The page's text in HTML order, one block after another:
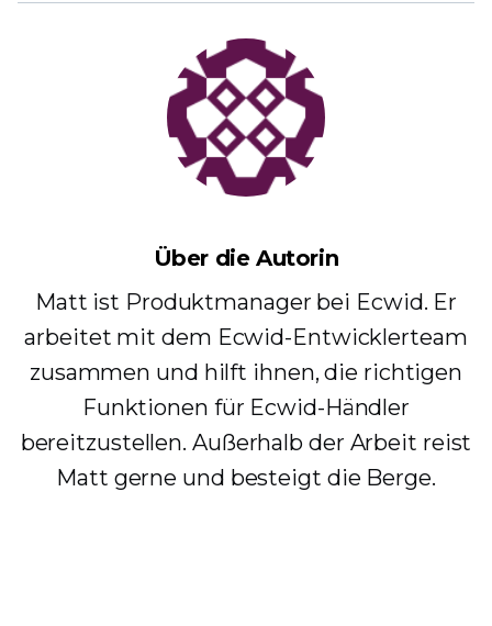
Über die Autorin
Matt ist Produktmanager bei Ecwid. Er
arbeitet mit dem Ecwid-Entwicklerteam
zusammen und hilft ihnen, die richtigen
Funktionen für Ecwid-Händler
bereitzustellen. Außerhalb der Arbeit reist
Matt gerne und besteigt die Berge.